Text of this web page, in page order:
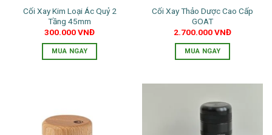
Cối Xay Kim Loại Ác Quỷ 2
Tầng 45mm
300.000VNĐ
MUA NGAY
nhiều
biến
Cối Xay Thảo Dược Cao Cấp
GOAT
2.700.000VNĐ
MUA NGAY